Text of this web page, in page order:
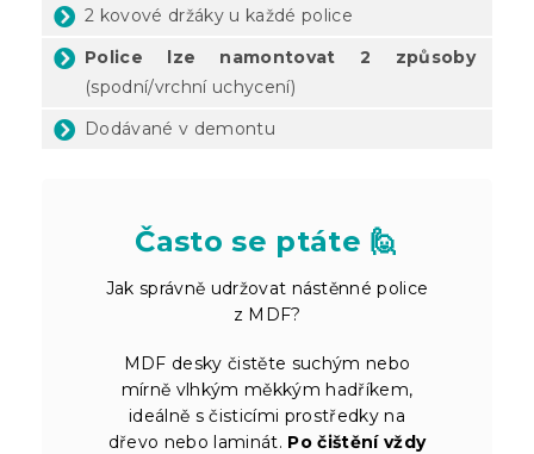
2 kovové držáky u každé police
Police lze namontovat 2 způsoby
(spodní/vrchní uchycení)
Dodávané v demontu
Často se ptáte 🙋
Jak správně udržovat nástěnné police
z MDF?
MDF desky čistěte suchým nebo
mírně vlhkým měkkým hadříkem,
ideálně s čisticími prostředky na
dřevo nebo laminát. Po čištění vždy